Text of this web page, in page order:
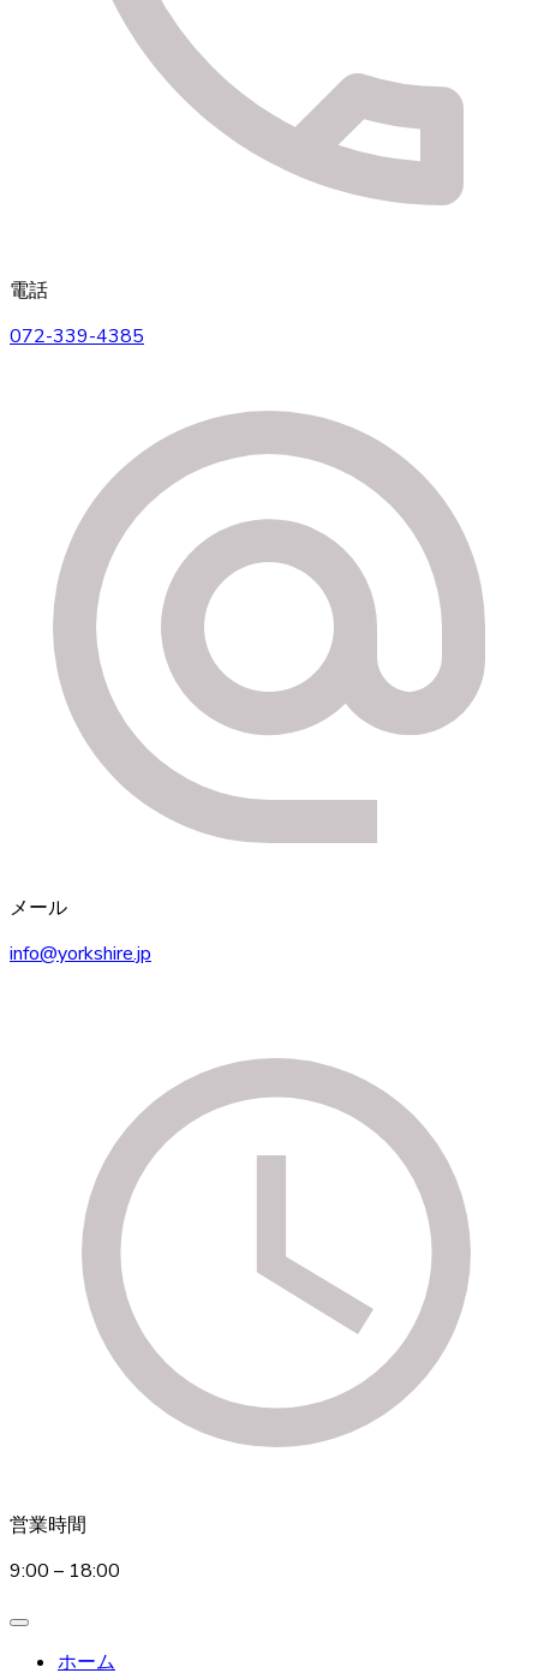
電話
072-339-4385
メール
info@yorkshire.jp
営業時間
9:00 – 18:00
ホーム